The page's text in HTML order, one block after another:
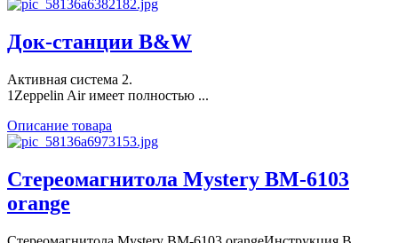
Док-станции B&W
Активная система 2.
1Zeppelin Air имеет полностью ...
Описание товара
Стереомагнитола Mystery BM-6103
orange